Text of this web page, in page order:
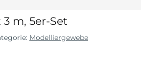
m, 5er-Set
Modelliergewebe